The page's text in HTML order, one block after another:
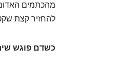
מהכתמים
להחזיר קצת
כשדם פוגש